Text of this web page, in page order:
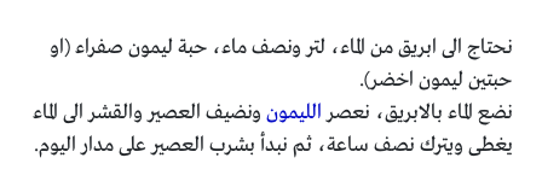
نحتاج الى ابريق من الماء، لتر ونصف ماء، حبة ليمون صفراء (او
حبتين ليمون اخضر).
نضع الماء بالابريق، نعصر الليمون ونضيف العصير والقشر الى الماء
يغطى ويترك نصف ساعة، ثم نبدأ بشرب العصير على مدار اليوم.